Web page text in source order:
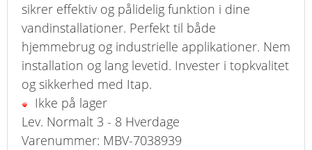
FAVORIT
KONTAKT
B2BLOGIN
LOG UD
sikrer effektiv og pålidelig funktion i dine
vandinstallationer. Perfekt til både
hjemmebrug og industrielle applikationer. Nem
installation og lang levetid. Invester i topkvalitet
og sikkerhed med Itap.
Ikke på lager
Lev. Normalt 3 - 8 Hverdage
Varenummer: MBV-7038939